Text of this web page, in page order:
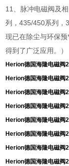
11、脉冲电磁阀及
列，435/450系列，
现已在除尘与环保
得到了广泛应用。）
Herion德国海隆电磁阀
Herion德国海隆电磁阀
Herion德国海隆电磁阀
Herion德国海隆电磁阀
Herion德国海隆电磁阀
Herion德国海隆电磁阀
Herion德国海隆电磁阀
Herion德国海隆电磁阀